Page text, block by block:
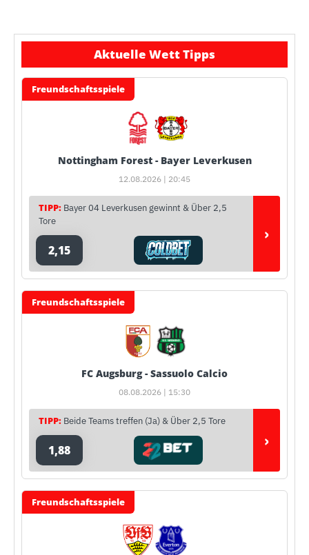
Aktuelle Wett Tipps
Freundschaftsspiele
Nottingham Forest - Bayer Leverkusen
12.08.2026 | 20:45
TIPP: Bayer 04 Leverkusen gewinnt & Über 2,5
Tore
2,15
›
Freundschaftsspiele
FC Augsburg - Sassuolo Calcio
08.08.2026 | 15:30
TIPP: Beide Teams treffen (Ja) & Über 2,5 Tore
1,88 ›
Freundschaftsspiele